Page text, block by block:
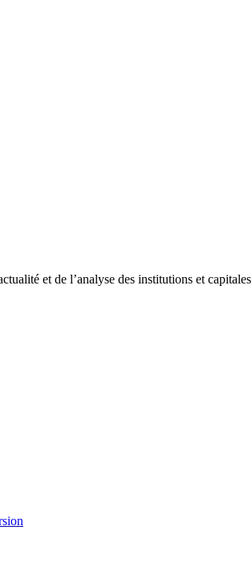
et de l’analyse des institutions et